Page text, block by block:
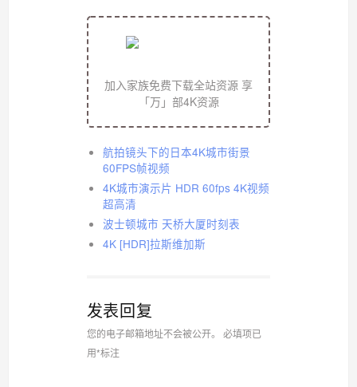
加入家族免费下载全站资源 享
「万」部4K资源
航拍镜头下的日本4K城市街景
60FPS帧视频
4K城市演示片 HDR 60fps 4K视频
超高清
波士顿城市 天桥大厦时刻表
4K [HDR]拉斯维加斯
发表回复
您的电子邮箱地址不会被公开。
必填项已
用*标注